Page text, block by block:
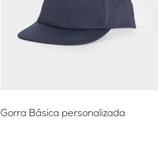
Gorra Básica personalizada